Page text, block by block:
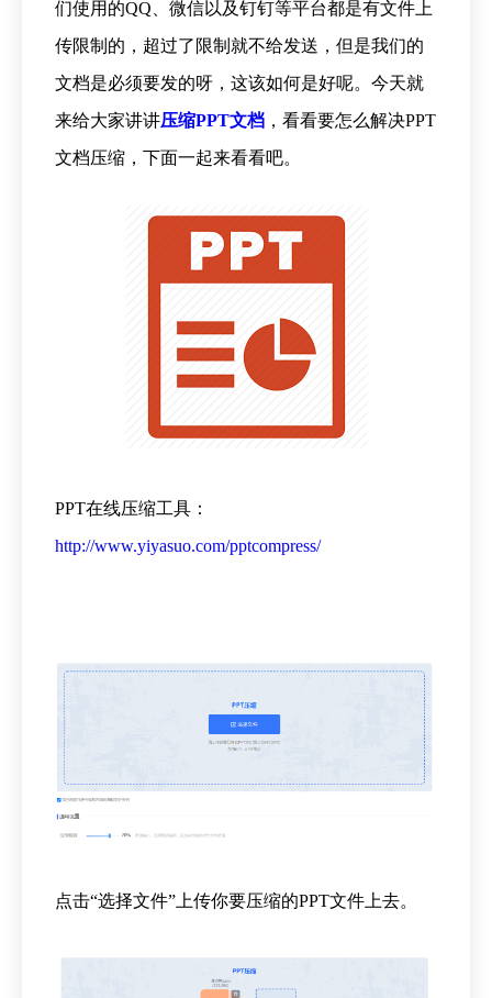
们使用的QQ、微信以及钉钉等平台都是有文件上
传限制的，超过了限制就不给发送，但是我们的
文档是必须要发的呀，这该如何是好呢。今天就
来给大家讲讲压缩PPT文档 ，看看要怎么解决PPT
文档压缩，下面一起来看看吧。
PPT在线压缩工具：
http://www.yiyasuo.com/pptcompress/
点击“选择文件”上传你要压缩的PPT文件上去。